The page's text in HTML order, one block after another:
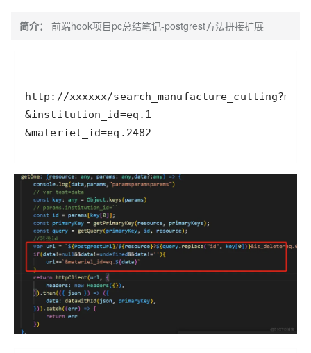
简介： 前端hook项目pc总结笔记-postgrest方法拼接扩展
&materiel_id=eq.2482